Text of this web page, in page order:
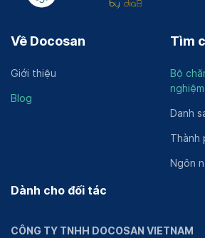
Về Docosan
Giới thiệu
Blog
Tìm
Bộ
Danh
Thành
Ngôn
Dành cho đối tác
CÔNG TY TNHH DOCOSAN VIETNAM